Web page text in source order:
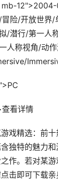
12">2004-
险/开放世界
/潜行/第一人
人称视角/动
看详情
戏精选：前
独特的魅力
作。若对某
击即可下载亲